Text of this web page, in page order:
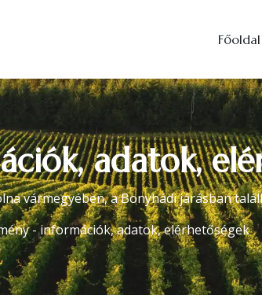
Főoldal
adatok,
vármegyében, a Bonyhádi járásban
- információk, adatok, elérhetőségek